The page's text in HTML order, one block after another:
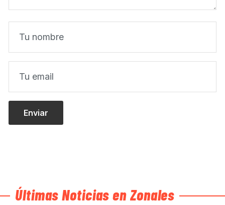
Últimas Noticias en Zonales